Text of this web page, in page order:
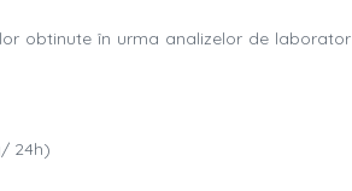
obtinute în urma analizelor de laborator
24h)